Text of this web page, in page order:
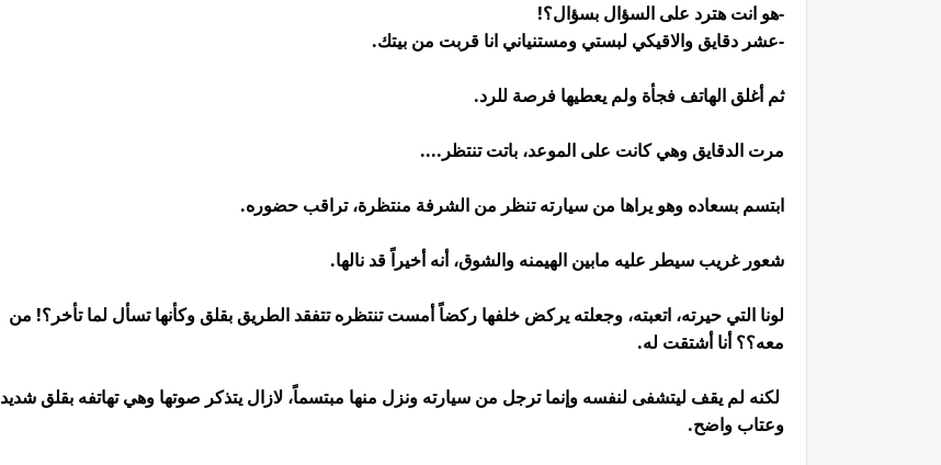
-هو انت هترد على السؤال بسؤال؟!
-عشر دقايق والاقيكي لبستي ومستنياني انا قربت من بيتك.
ثم أغلق الهاتف فجأة ولم يعطيها فرصة للرد.
مرت الدقايق وهي كانت على الموعد، باتت تنتظر....
ابتسم بسعاده وهو يراها من سيارته تنظر من الشرفة منتظرة، تراقب حضوره.
شعور غريب سيطر عليه مابين الهيمنه والشوق، أنه أخيراً قد نالها.
لونا التي حيرته، اتعبته، وجعلته يركض خلفها ركضاً أمست تنتظره تتفقد الطريق بقلق وكأنها تسأل لما تأخر؟! من
معه؟؟ أنا أشتقت له.
لكنه لم يقف ليتشفى لنفسه وإنما ترجل من سيارته ونزل منها مبتسماً، لازال يتذكر صوتها وهي تهاتفه بقلق شديد
وعتاب واضح.